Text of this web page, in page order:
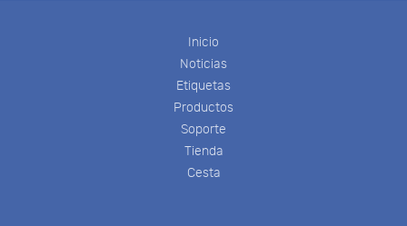
Inicio
Noticias
Etiquetas
Productos
Soporte
Tienda
Cesta